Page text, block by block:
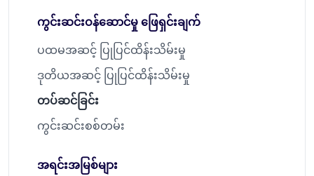
ကွင်းဆင်းဝန်ဆောင်မှု ဖြေရှင်းချက်
ပထမအဆင့် ပြုပြင်ထိန်းသိမ်းမှု
ဒုတိယအဆင့် ပြုပြင်ထိန်းသိမ်းမှု
တပ်ဆင်ခြင်း
ကွင်းဆင်းစစ်တမ်း
အရင်းအမြစ်များ